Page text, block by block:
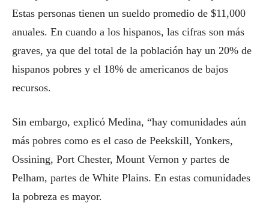
Estas personas tienen un sueldo promedio de $11,000
anuales. En cuando a los hispanos, las cifras son más
graves, ya que del total de la población hay un 20% de
hispanos pobres y el 18% de americanos de bajos
recursos.
Sin embargo, explicó Medina, “hay comunidades aún
más pobres como es el caso de Peekskill, Yonkers,
Ossining, Port Chester, Mount Vernon y partes de
Pelham, partes de White Plains. En estas comunidades
la pobreza es mayor.